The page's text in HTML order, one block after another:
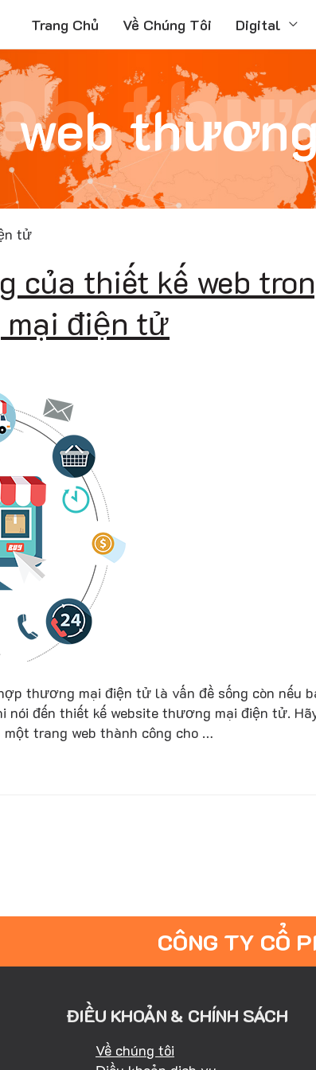
Trang Chủ Về Chúng Tôi Digital
web
tử
của thiết kế web
điện tử
thương mại điện tử là vấn đề sống còn nếu
nói đến thiết kế website thương mại điện tử.
trang web thành công cho …
CÔNG TY CỔ
ĐIỀU KHOẢN & CHÍNH SÁCH
Về chúng tôi